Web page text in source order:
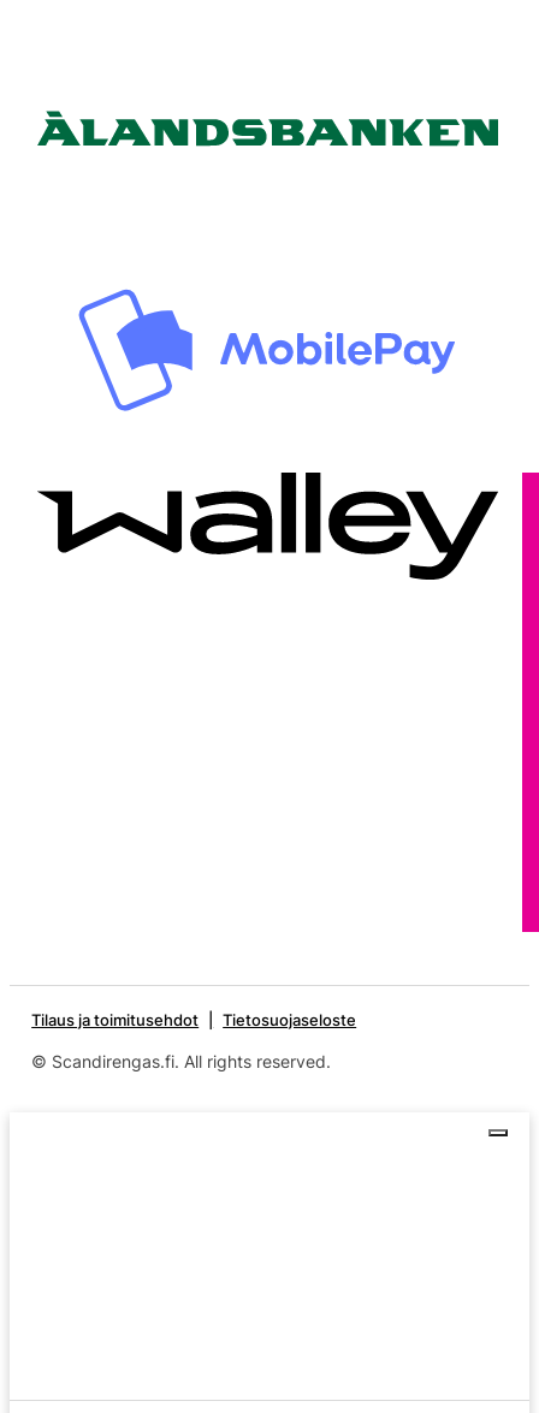
Tilaus ja toimitusehdot Tietosuojaseloste
© Scandirengas.fi. All rights reserved.